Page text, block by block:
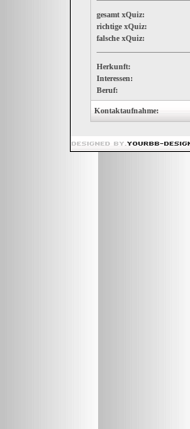
gesamt xQuiz:
richtige xQuiz:
falsche xQuiz:
Herkunft:
Interessen:
Beruf:
Kontaktaufnahme: